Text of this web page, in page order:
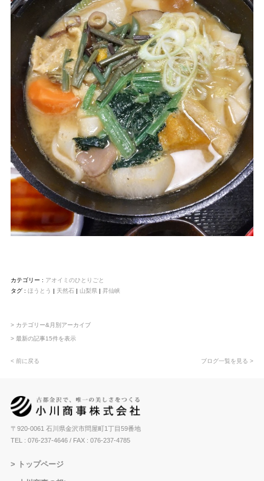
カテゴリー : アオイミのひとりごと
タグ : ほうとう | 天然石| 山梨県 | 昇仙峡
> カテゴリー&月別アーカイブ
> 最新の記事15件を表示
< 前に戻る ブログ一覧を見る >
〒920-0061 石川県金沢市問屋町1丁目59番地
TEL : 076-237-4646/ FAX : 076-237-4785
トップページ